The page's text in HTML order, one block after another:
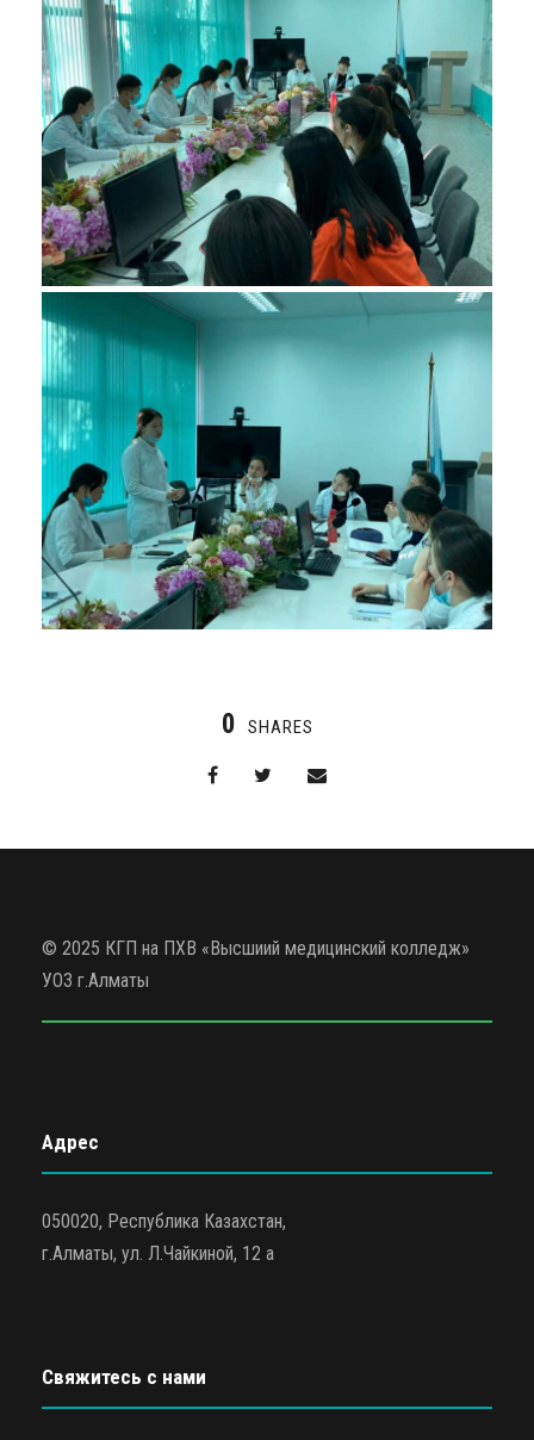
0 SHARES
© 2025 КГП на ПХВ «Высшиий медицинский колледж»
УОЗ г.Алматы
Адрес
050020, Республика Казахстан,
г.Алматы, ул. Л.Чайкиной, 12 а
Свяжитесь с нами